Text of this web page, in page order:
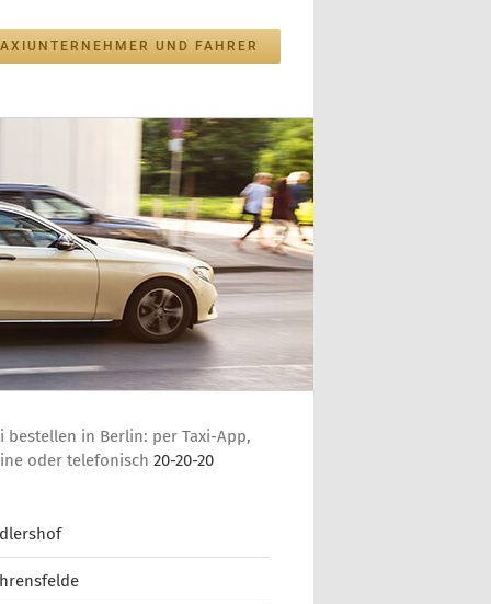
UND FAHRER
bestellen in Berlin: per Taxi-App,
oder telefonisch 20-20-20